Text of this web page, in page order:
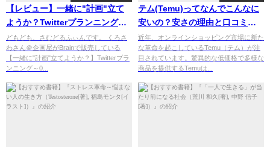
【レビュー】一緒に"計画"立て
ようか？Twitterプランニング～
0→10までのアクションプラン〜
どもども、さむどるふぃんです。 くろさ
わさん＠企画屋がBrainで販売している
【一緒に"計画"立てようか？】Twitterプラ
ンニング～0...
テム(Temu)ってなんでこんなに
安いの？安さの理由と口コミ評
判を深堀り解説！
近年、オンラインショッピング市場に新た
な革命を起こしているTemu（テム）が注
目されています。驚異的な低価格で多様な
商品を提供するTemuは...